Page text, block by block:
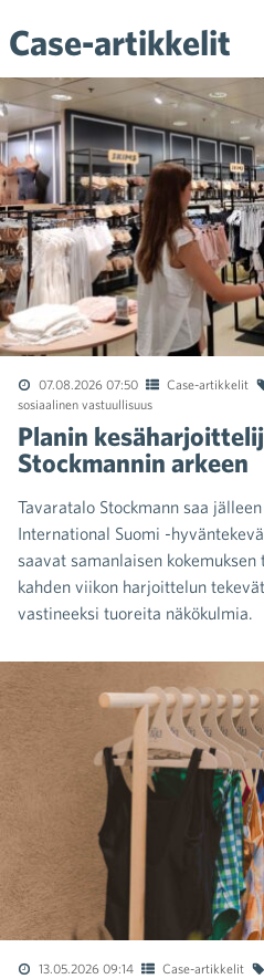
Case-artikkelit
07.08.2026 07:50 Case-artikkelit
sosiaalinen vastuullisuus
Planin
Stockmannin arkeen
Tavaratalo Stockmann saa
International Suomi -
saavat samanlaisen
kahden viikon harjoittelun
vastineeksi tuoreita näkökulmia.
13.05.2026 09:14 Case-artikkelit